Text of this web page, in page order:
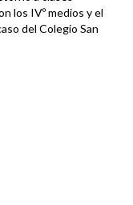
los IVº medios y el
del Colegio San